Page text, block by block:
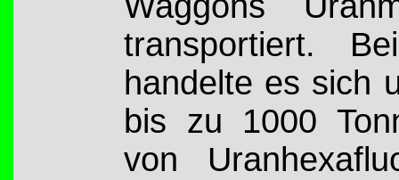
transportiert.
handelte es sich
bis zu 1000
von